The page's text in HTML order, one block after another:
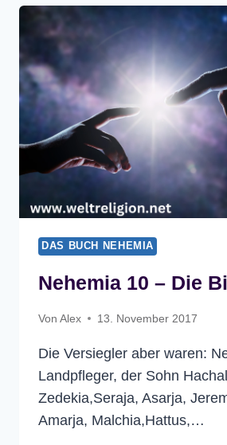
DAS BUCH NEHEMIA
Nehemia 10 – Die
Von Alex 13. November 2017
Die Versiegler aber waren:
Landpfleger, der Sohn
Zedekia,Seraja, Asarja,
Amarja, Malchia,Hattus,…